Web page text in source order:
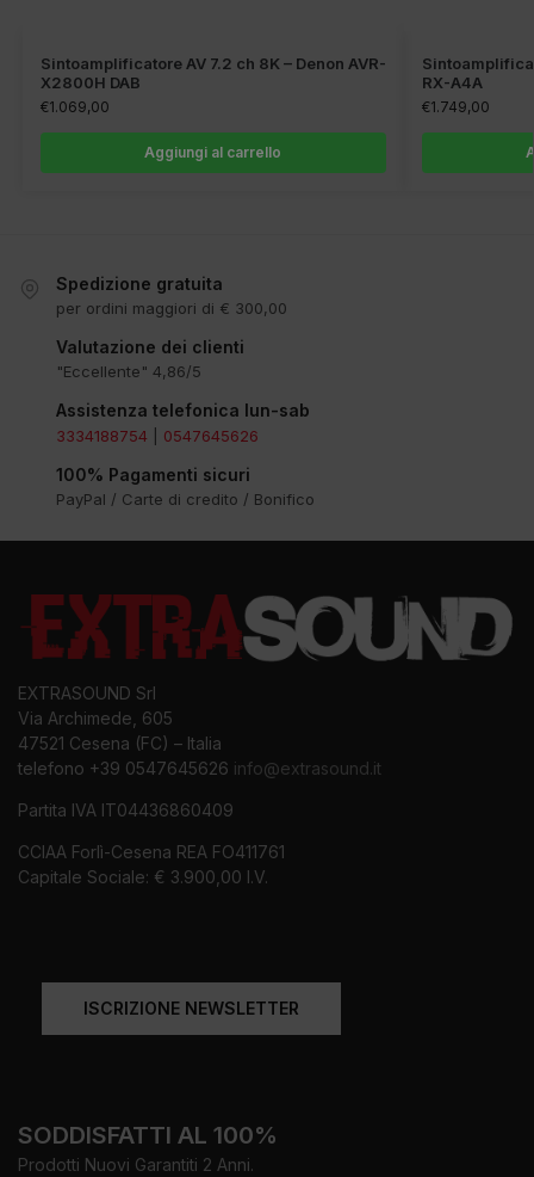
Sintoamplificatore AV 7.2 ch 8K – Denon AVR-
X2800H DAB
€1.069,00
Aggiungi al carrello
RX-A4A
€1.749,00
Spedizione gratuita
per ordini maggiori di € 300,00
Valutazione dei clienti
"Eccellente" 4,86/5
Assistenza telefonica lun-sab
3334188754 0547645626
100% Pagamenti sicuri
PayPal / Carte di credito / Bonifico
EXTRASOUND Srl
Via Archimede, 605
47521 Cesena (FC) – Italia
telefono +39 0547645626 info@extrasound.it
Partita IVA IT04436860409
CCIAA Forlì-Cesena REA FO411761
Capitale Sociale: € 3.900,00 I.V.
ISCRIZIONE NEWSLETTER
SODDISFATTI AL 100%
Prodotti Nuovi Garantiti 2 Anni.